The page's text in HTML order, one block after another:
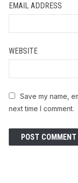
EMAIL ADDRESS
WEBSITE
Save my name,
next time I comment.